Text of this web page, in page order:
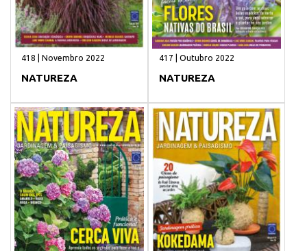
418 | Novembro 2022
NATUREZA
417 | Outubro 2022
NATUREZA